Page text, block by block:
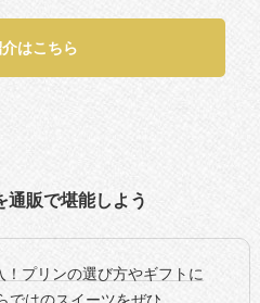
はこちら
通販で堪能しよう
プリンの選び方やギフトに